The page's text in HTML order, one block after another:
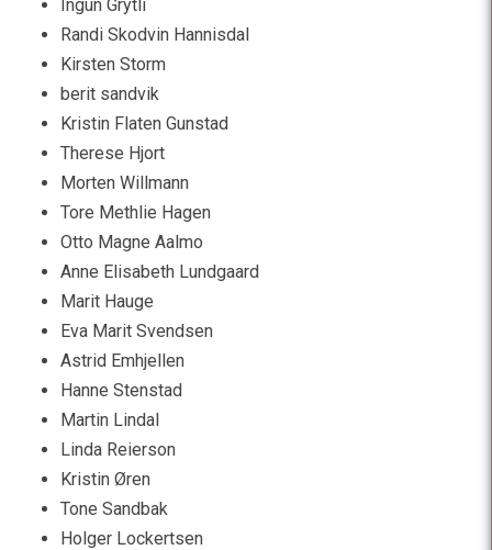
Ingun Grytli
Randi Skodvin Hannisdal
Kirsten Storm
berit sandvik
Kristin Flaten Gunstad
Therese Hjort
Morten Willmann
Tore Methlie Hagen
Otto Magne Aalmo
Anne Elisabeth Lundgaard
Marit Hauge
Eva Marit Svendsen
Astrid Emhjellen
Hanne Stenstad
Martin Lindal
Linda Reierson
Kristin Øren
Tone Sandbak
Holger Lockertsen